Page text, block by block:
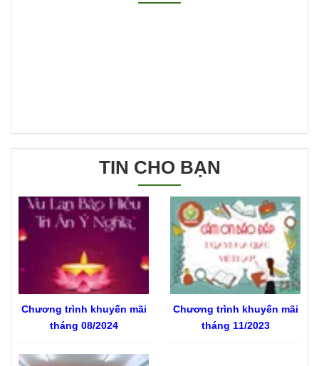
TIN CHO BẠN
Chương trình khuyến mãi
tháng 08/2024
Chương trình khuyến mãi
tháng 11/2023